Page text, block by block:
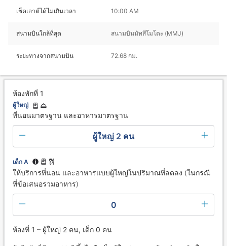
เช็คเอาต์ได้ไม่เกินเวลา 10:00 AM
สนามบินใกล้ที่สุด สนามบินมัทสึโมโตะ (MMJ)
ระยะทางจากสนามบิน 72.68 กม.
ห้องพักที่ 1
ผู้ใหญ่
ที่นอนมาตรฐาน และอาหารมาตรฐาน
ผู้ใหญ่ 2 คน
เด็ก A
ให้บริการที่นอน และอาหารแบบผู้ใหญ่ในปริมาณที่ลดลง (ในกรณี
ที่ข้อเสนอรวมอาหาร)
0
ห้องที่ 1 – ผู้ใหญ่ 2 คน, เด็ก 0 คน